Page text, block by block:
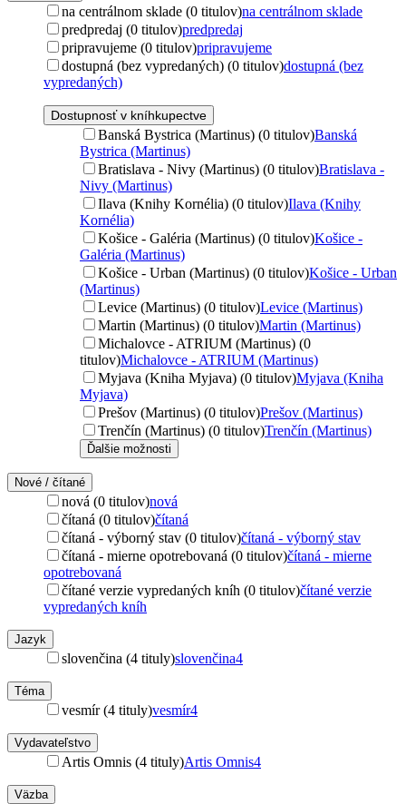
na centrálnom sklade (0 titulov)na centrálnom sklade
predpredaj (0 titulov)predpredaj
pripravujeme (0 titulov)pripravujeme
dostupná (bez vypredaných) (0 titulov)dostupná (bez
vypredaných)
Dostupnosť v kníhkupectve
Banská Bystrica (Martinus) (0 titulov)Banská
Bystrica (Martinus)
Bratislava - Nivy (Martinus) (0 titulov)Bratislava -
Nivy (Martinus)
Ilava (Knihy Kornélia) (0 titulov)Ilava (Knihy
Kornélia)
Košice - Galéria (Martinus) (0 titulov)Košice -
Galéria (Martinus)
Košice - Urban (Martinus) (0 titulov)Košice - Urban
(Martinus)
Levice (Martinus) (0 titulov)Levice (Martinus)
Martin (Martinus) (0 titulov)Martin (Martinus)
Michalovce - ATRIUM (Martinus) (0
titulov)Michalovce - ATRIUM (Martinus)
Myjava (Kniha Myjava) (0 titulov)Myjava (Kniha
Myjava)
Prešov (Martinus) (0 titulov)Prešov (Martinus)
Trenčín (Martinus) (0 titulov)Trenčín (Martinus)
Ďalšie možnosti
Nové / čítané
nová (0 titulov)nová
čítaná (0 titulov)čítaná
čítaná - výborný stav (0 titulov)čítaná - výborný stav
čítaná - mierne opotrebovaná (0 titulov)čítaná - mierne
opotrebovaná
čítané verzie vypredaných kníh (0 titulov)čítané verzie
vypredaných kníh
Jazyk
slovenčina (4 tituly)slovenčina4
Téma
vesmír (4 tituly)vesmír4
Vydavateľstvo
Artis Omnis (4 tituly)Artis Omnis4
Väzba